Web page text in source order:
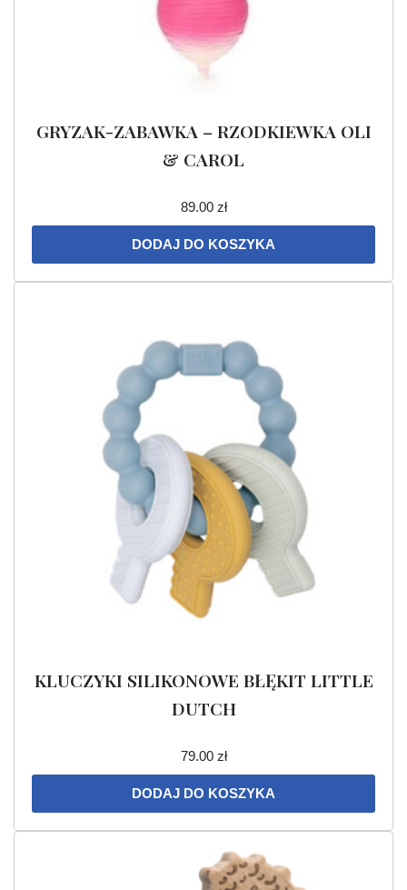
GRYZAK-ZABAWKA – RZODKIEWKA OLI
& CAROL
89.00 zł
DODAJ DO KOSZYKA
KLUCZYKI SILIKONOWE BŁĘKIT LITTLE
DUTCH
79.00 zł
DODAJ DO KOSZYKA